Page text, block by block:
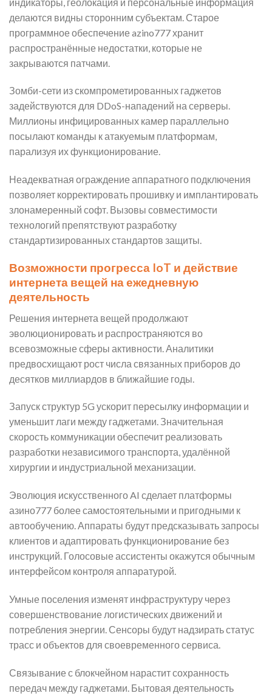
делаются видны сторонним субъектам. Старое
программное обеспечение azino777 хранит
распространённые недостатки, которые не
закрываются патчами.
Зомби-сети из скомпрометированных гаджетов
задействуются для DDoS-нападений на серверы.
Миллионы инфицированных камер параллельно
посылают команды к атакуемым платформам,
парализуя их функционирование.
Неадекватная ограждение аппаратного подключения
позволяет корректировать прошивку и имплантировать
злонамеренный софт. Вызовы совместимости
технологий препятствуют разработку
стандартизированных стандартов защиты.
Возможности прогресса IoT и действие
интернета вещей на ежедневную
деятельность
Решения интернета вещей продолжают
эволюционировать и распространяются во
всевозможные сферы активности. Аналитики
предвосхищают рост числа связанных приборов до
десятков миллиардов в ближайшие годы.
Запуск структур 5G ускорит пересылку информации и
уменьшит лаги между гаджетами. Значительная
скорость коммуникации обеспечит реализовать
разработки независимого транспорта, удалённой
хирургии и индустриальной механизации.
Эволюция искусственного AI сделает платформы
азино777 более самостоятельными и пригодными к
автообучению. Аппараты будут предсказывать запросы
клиентов и адаптировать функционирование без
инструкций. Голосовые ассистенты окажутся обычным
интерфейсом контроля аппаратурой.
Умные поселения изменят инфраструктуру через
совершенствование логистических движений и
потребления энергии. Сенсоры будут надзирать статус
трасс и объектов для своевременного сервиса.
Связывание с блокчейном нарастит сохранность
передач между гаджетами. Бытовая деятельность